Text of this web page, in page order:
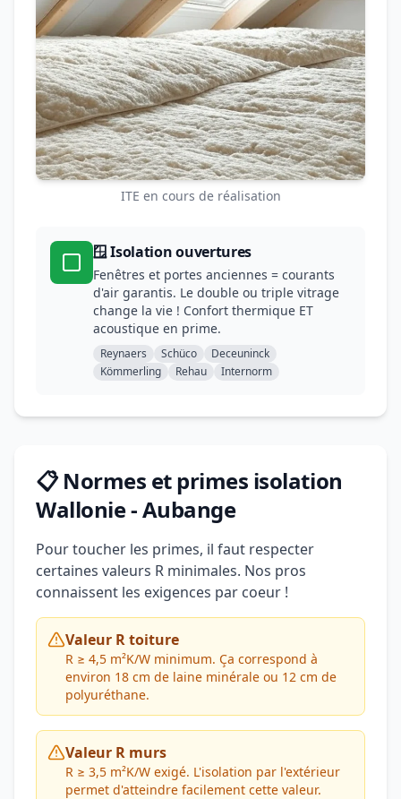
ITE en cours de réalisation
🪟 Isolation ouvertures
Fenêtres et portes anciennes = courants
d'air garantis. Le double ou triple vitrage
change la vie ! Confort thermique ET
acoustique en prime.
Reynaers Schüco
Deceuninck
Kömmerling
Rehau Internorm
📋 Normes et primes isolation
Wallonie - Aubange
Pour toucher les primes, il faut respecter
certaines valeurs R minimales. Nos pros
connaissent les exigences par coeur !
Valeur R toiture
R ≥ 4,5 m²K/W minimum. Ça correspond à
environ 18 cm de laine minérale ou 12 cm de
polyuréthane.
Valeur R murs
R ≥ 3,5 m²K/W exigé. L'isolation par l'extérieur
permet d'atteindre facilement cette valeur.